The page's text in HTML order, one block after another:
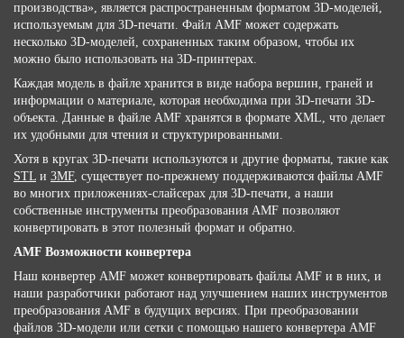
производства», является распространенным форматом 3D-моделей,
используемым для 3D-печати. Файл AMF может содержать
несколько 3D-моделей, сохраненных таким образом, чтобы их
можно было использовать на 3D-принтерах.
Каждая модель в файле хранится в виде набора вершин, граней и
информации о материале, которая необходима при 3D-печати 3D-
объекта. Данные в файле AMF хранятся в формате XML, что делает
их удобными для чтения и структурированными.
Хотя в кругах 3D-печати используются и другие форматы, такие как
STL и 3MF, существует по-прежнему поддерживаются файлы AMF
во многих приложениях-слайсерах для 3D-печати, а наши
собственные инструменты преобразования AMF позволяют
конвертировать в этот полезный формат и обратно.
AMF Возможности конвертера
Наш конвертер AMF может конвертировать файлы AMF и в них, и
наши разработчики работают над улучшением наших инструментов
преобразования AMF в будущих версиях. При преобразовании
файлов 3D-модели или сетки с помощью нашего конвертера AMF